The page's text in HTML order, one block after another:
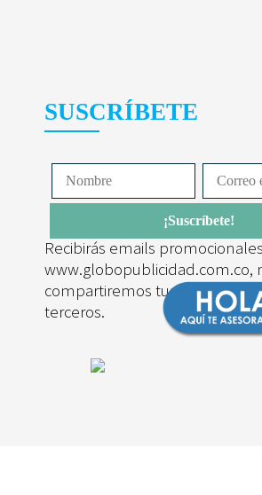
SUSCRÍBETE
Recibirás emails
www.globopublicidad.com.co,
compartiremos tus datos
terceros.